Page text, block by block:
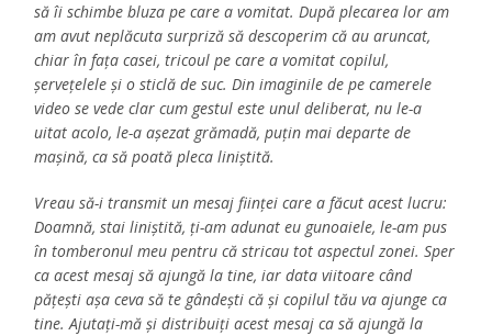
să îi schimbe bluza pe care a vomitat. După plecarea lor am
am avut neplăcuta surpriză să descoperim că au aruncat,
chiar în fața casei, tricoul pe care a vomitat copilul,
șervețelele și o sticlă de suc. Din imaginile de pe camerele
video se vede clar cum gestul este unul deliberat, nu le-a
uitat acolo, le-a așezat grămadă, puțin mai departe de
mașină, ca să poată pleca liniștită.
Vreau să-i transmit un mesaj ființei care a făcut acest lucru:
Doamnă, stai liniștită, ți-am adunat eu gunoaiele, le-am pus
în tomberonul meu pentru că stricau tot aspectul zonei. Sper
ca acest mesaj să ajungă la tine, iar data viitoare când
pățești așa ceva să te gândești că și copilul tău va ajunge ca
tine. Ajutați-mă și distribuiți acest mesaj ca să ajungă la